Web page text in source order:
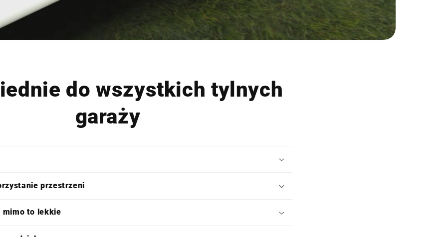
do wszystkich tylnych
garaży
przestrzeni
mimo to lekkie